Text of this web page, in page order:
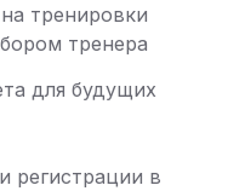
тренировки
тренера
для будущих
регистрации в